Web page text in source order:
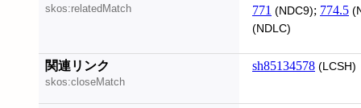
skos:relatedMatch
771 (NDC9); 774.5
(NDLC)
関連リンク
skos:closeMatch
sh85134578 (LCSH)